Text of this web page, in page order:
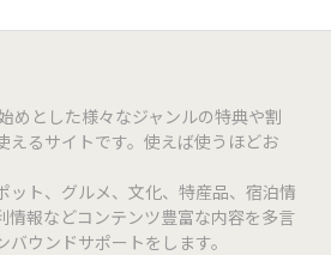
めとした様々なジャンルの特典や割
えるサイトです。使えば使うほどお
ット、グルメ、文化、特産品、宿泊情
情報などコンテンツ豊富な内容を多言
ウンドサポートをします。